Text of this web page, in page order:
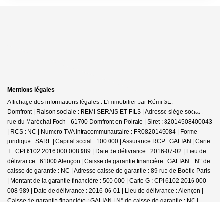
Mentions légales
Affichage des informations légales : L'immobilier par Rémi SERAIS -
Domfront | Raison sociale : REMI SERAIS ET FILS | Adresse siège social : 6
rue du Maréchal Foch - 61700 Domfront en Poiraie | Siret : 82014508400043
| RCS : NC | Numero TVA Intracommunautaire : FR0820145084 | Forme
juridique : SARL | Capital social : 100 000 | Assurance RCP : GALIAN | Carte
T : CPI 6102 2016 000 008 989 | Date de délivrance : 2016-07-02 | Lieu de
délivrance : 61000 Alençon | Caisse de garantie financière : GALIAN. | N° de
caisse de garantie : NC | Adresse caisse de garantie : 89 rue de Boétie Paris
| Montant de la garantie financière : 500 000 | Carte G : CPI 6102 2016 000
008 989 | Date de délivrance : 2016-06-01 | Lieu de délivrance : Alençon |
Caisse de garantie financière : GALIAN | N° de caisse de garantie : NC |